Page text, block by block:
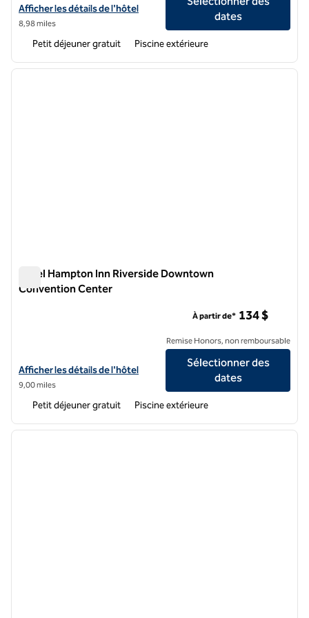
Afficher les détails de l'hôtel Home2 Suites by Hilton Riverside
Afficher les détails de l'hôtel
8,98 miles
dates
Petit déjeuner gratuit Piscine extérieure
1 sur 12
Hôtel Hampton Inn Riverside Downtown
Convention Center
Afficher les détails de l'hôtel Hampton Inn Riverside Downtown
Afficher les détails de l'hôtel
9,00 miles
À partir de* 134 $
Remise Honors, non remboursable
Sélectionner des
dates
Petit déjeuner gratuit Piscine extérieure
1 sur 12